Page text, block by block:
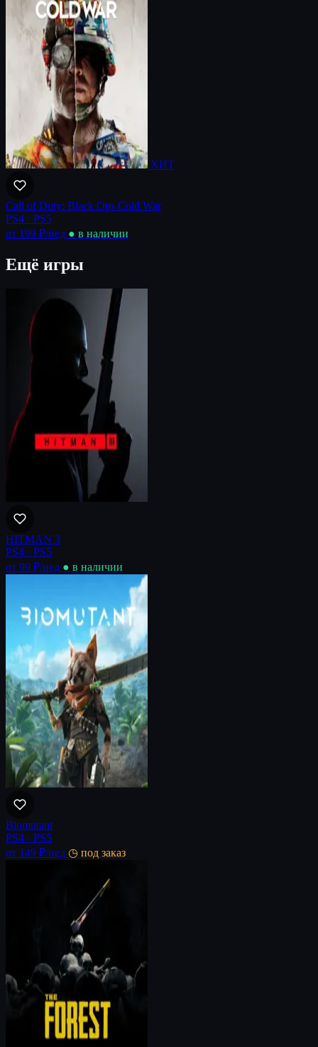
ХИТ
Call of Duty: Black Ops Cold War
PS4 · PS5
от 199 ₽/нед ● в наличии
Ещё игры
HITMAN 3
PS4 · PS5
от 99 ₽/нед ● в наличии
Biomutant
PS4 · PS5
от 149 ₽/нед ◷ под заказ